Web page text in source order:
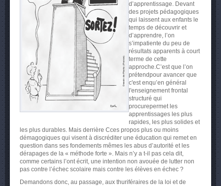
d’apprentissage. Devant
des projets pédagogiques
qui laissent aux enfants le
temps de découvrir et
d’apprendre, l’on
s’impatiente du peu de
résultats apparents à court
terme de cette
approche.C’est que l’on
prétendpour avancer que
c'est enqu’en général
l'enseignement frontal
structuré qui
procurepermet les
apprentissages les plus
rapides, les plus solides et
les plus durables. Mais derrière Cces propos plus ou moins
démagogiques qui visent à discréditer une éducation qui remet en
question dans ses fondements mêmes les abus d’autorité et les
dérapages de la « méthode forte ». Mais n’y a t-il pas cela dit,
comme certains l’ont écrit, une intention non avouée de lutter non
pas contre l’échec scolaire mais contre les élèves en échec ?
Demandons donc, au passage, aux thuriféraires de la loi et de